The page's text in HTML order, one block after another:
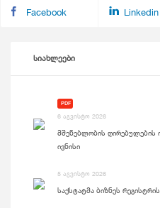
Facebook Linkedin
სიახლეები
PDF
6 აგვისტო 2026
მშენებლობის ღირებულების
ივნისი
5 აგვისტო 2026
საქსტატმა ბიზნეს